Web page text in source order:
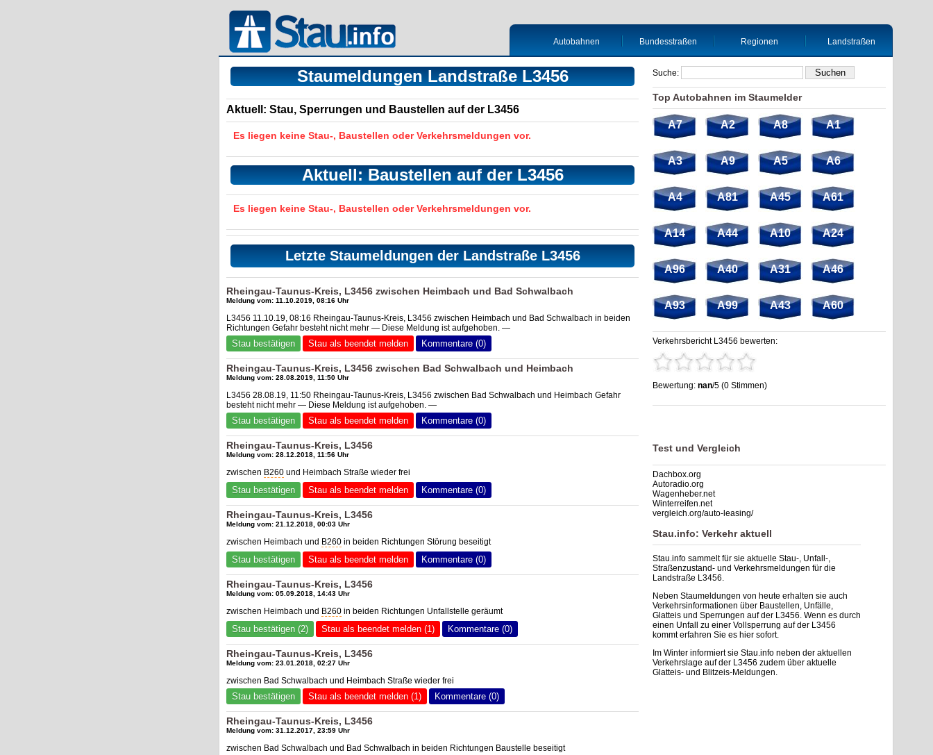
Autobahnen Bundesstraßen Regionen Landstraßen
Staumeldungen Landstraße L3456
Aktuell: Stau, Sperrungen und Baustellen auf der L3456
Es liegen keine Stau-, Baustellen oder Verkehrsmeldungen vor.
Aktuell: Baustellen auf der L3456
Es liegen keine Stau-, Baustellen oder Verkehrsmeldungen vor.
Letzte Staumeldungen der Landstraße L3456
Rheingau-Taunus-Kreis, L3456 zwischen Heimbach und Bad Schwalbach
Meldung vom: 11.10.2019, 08:16 Uhr
L3456 11.10.19, 08:16 Rheingau-Taunus-Kreis, L3456 zwischen Heimbach und Bad Schwalbach in beiden
Richtungen Gefahr besteht nicht mehr — Diese Meldung ist aufgehoben. —
Stau bestätigen Stau als beendet melden Kommentare (0)
Rheingau-Taunus-Kreis, L3456 zwischen Bad Schwalbach und Heimbach
Meldung vom: 28.08.2019, 11:50 Uhr
L3456 28.08.19, 11:50 Rheingau-Taunus-Kreis, L3456 zwischen Bad Schwalbach und Heimbach Gefahr
besteht nicht mehr — Diese Meldung ist aufgehoben. —
Stau bestätigen Stau als beendet melden Kommentare (0)
Rheingau-Taunus-Kreis, L3456
Meldung vom: 28.12.2018, 11:56 Uhr
zwischen B260 und Heimbach Straße wieder frei
Stau bestätigen Stau als beendet melden Kommentare (0)
Rheingau-Taunus-Kreis, L3456
Meldung vom: 21.12.2018, 00:03 Uhr
zwischen Heimbach und B260 in beiden Richtungen Störung beseitigt
Stau bestätigen Stau als beendet melden Kommentare (0)
Rheingau-Taunus-Kreis, L3456
Meldung vom: 05.09.2018, 14:43 Uhr
zwischen Heimbach und B260 in beiden Richtungen Unfallstelle geräumt
Stau bestätigen (2) Stau als beendet melden (1) Kommentare (0)
Rheingau-Taunus-Kreis, L3456
Meldung vom: 23.01.2018, 02:27 Uhr
zwischen Bad Schwalbach und Heimbach Straße wieder frei
Stau bestätigen Stau als beendet melden (1) Kommentare (0)
Rheingau-Taunus-Kreis, L3456
Meldung vom: 31.12.2017, 23:59 Uhr
zwischen Bad Schwalbach und Bad Schwalbach in beiden Richtungen Baustelle beseitigt
Suche:
Top Autobahnen im Staumelder
A7 A2 A8 A1
A3 A9 A5 A6
A4 A81 A45 A61
A14 A44 A10 A24
A96 A40 A31 A46
A93 A99 A43 A60
Verkehrsbericht L3456 bewerten:
Bewertung: nan/5 (0 Stimmen)
Stau L3456: Unfälle, Sperrung & Baustellen | Staumelder
Test und Vergleich
Dachbox.org
Autoradio.org
Wagenheber.net
Winterreifen.net
vergleich.org/auto-leasing/
Stau.info: Verkehr aktuell
Stau.info sammelt für sie aktuelle Stau-, Unfall-,
Straßenzustand- und Verkehrsmeldungen für die
Landstraße L3456.
Neben Staumeldungen von heute erhalten sie auch
Verkehrsinformationen über Baustellen, Unfälle,
Glatteis und Sperrungen auf der L3456. Wenn es durch
einen Unfall zu einer Vollsperrung auf der L3456
kommt erfahren Sie es hier sofort.
Im Winter informiert sie Stau.info neben der aktuellen
Verkehrslage auf der L3456 zudem über aktuelle
Glatteis- und Blitzeis-Meldungen.